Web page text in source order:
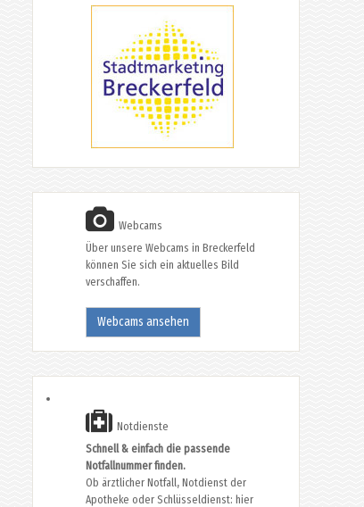
Webcams
Über unsere Webcams in Breckerfeld
können Sie sich ein aktuelles Bild
verschaffen.
Webcams ansehen
Notdienste
Schnell & einfach die passende
Notfallnummer finden.
Ob ärztlicher Notfall, Notdienst der
Apotheke oder Schlüsseldienst: hier